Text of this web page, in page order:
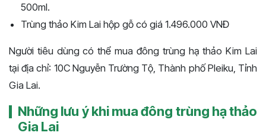
500ml.
Trùng thảo Kim Lai hộp gỗ có giá 1.496.000 VNĐ
Người tiêu dùng có thể mua đông trùng hạ thảo Kim Lai
tại địa chỉ: 10C Nguyễn Trường Tộ, Thành phố Pleiku, Tỉnh
Gia Lai.
Những lưu ý khi mua đông trùng hạ thảo
Gia Lai